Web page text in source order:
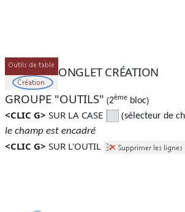
ONGLET CRÉATION
GROUPE "OUTILS" (2ème bloc)
<CLIC G> SUR LA CASE (sélecteur de
le champ est encadré
<CLIC G> SUR L'OUTIL